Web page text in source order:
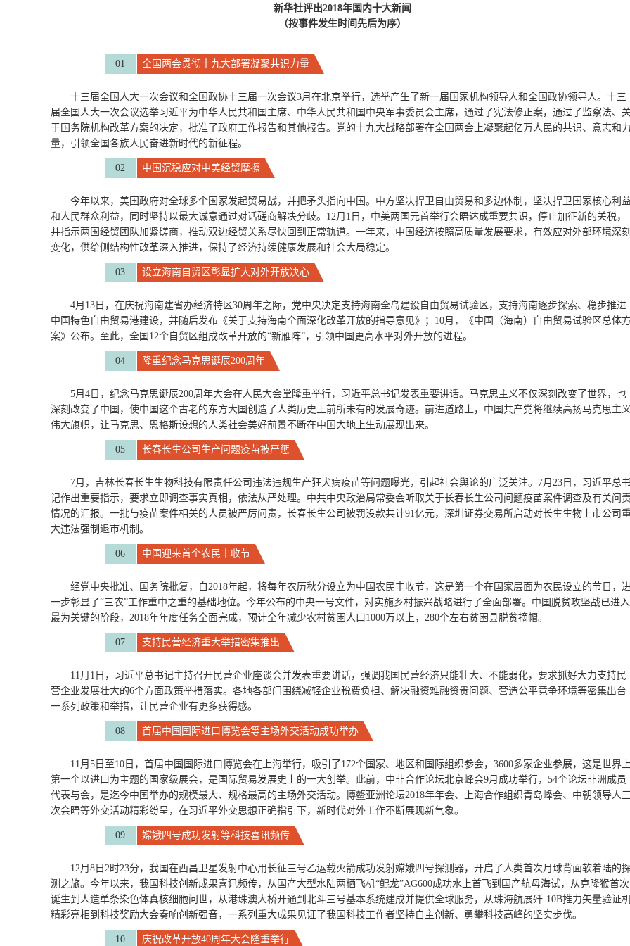
新华社评出2018年国内十大新闻
（按事件发生时间先后为序）
01 全国两会贯彻十九大部署凝聚共识力量
十三届全国人大一次会议和全国政协十三届一次会议3月在北京举行，选举产生了新一届国家机构领导人和全国政协领导人。十三
届全国人大一次会议选举习近平为中华人民共和国主席、中华人民共和国中央军事委员会主席，通过了宪法修正案，通过了监察法、关
于国务院机构改革方案的决定，批准了政府工作报告和其他报告。党的十九大战略部署在全国两会上凝聚起亿万人民的共识、意志和力
量，引领全国各族人民奋进新时代的新征程。
02 中国沉稳应对中美经贸摩擦
今年以来，美国政府对全球多个国家发起贸易战，并把矛头指向中国。中方坚决捍卫自由贸易和多边体制，坚决捍卫国家核心利益
和人民群众利益，同时坚持以最大诚意通过对话磋商解决分歧。12月1日，中美两国元首举行会晤达成重要共识，停止加征新的关税，
并指示两国经贸团队加紧磋商，推动双边经贸关系尽快回到正常轨道。一年来，中国经济按照高质量发展要求，有效应对外部环境深刻
变化，供给侧结构性改革深入推进，保持了经济持续健康发展和社会大局稳定。
03 设立海南自贸区彰显扩大对外开放决心
4月13日，在庆祝海南建省办经济特区30周年之际，党中央决定支持海南全岛建设自由贸易试验区，支持海南逐步探索、稳步推进
中国特色自由贸易港建设，并随后发布《关于支持海南全面深化改革开放的指导意见》；10月，《中国（海南）自由贸易试验区总体方
案》公布。至此，全国12个自贸区组成改革开放的“新雁阵”，引领中国更高水平对外开放的进程。
04 隆重纪念马克思诞辰200周年
5月4日，纪念马克思诞辰200周年大会在人民大会堂隆重举行，习近平总书记发表重要讲话。马克思主义不仅深刻改变了世界，也
深刻改变了中国，使中国这个古老的东方大国创造了人类历史上前所未有的发展奇迹。前进道路上，中国共产党将继续高扬马克思主义
伟大旗帜，让马克思、恩格斯设想的人类社会美好前景不断在中国大地上生动展现出来。
05 长春长生公司生产问题疫苗被严惩
7月，吉林长春长生生物科技有限责任公司违法违规生产狂犬病疫苗等问题曝光，引起社会舆论的广泛关注。7月23日，习近平总
记作出重要指示，要求立即调查事实真相，依法从严处理。中共中央政治局常委会听取关于长春长生公司问题疫苗案件调查及有关问
情况的汇报。一批与疫苗案件相关的人员被严厉问责，长春长生公司被罚没款共计91亿元，深圳证券交易所启动对长生生物上市公司
大违法强制退市机制。
06 中国迎来首个农民丰收节
经党中央批准、国务院批复，自2018年起，将每年农历秋分设立为中国农民丰收节，这是第一个在国家层面为农民设立的节日，
一步彰显了“三农”工作重中之重的基础地位。今年公布的中央一号文件，对实施乡村振兴战略进行了全面部署。中国脱贫攻坚战已进入
最为关键的阶段，2018年年度任务全面完成，预计全年减少农村贫困人口1000万以上，280个左右贫困县脱贫摘帽。
07 支持民营经济重大举措密集推出
11月1日，习近平总书记主持召开民营企业座谈会并发表重要讲话，强调我国民营经济只能壮大、不能弱化，要求抓好大力支持民
营企业发展壮大的6个方面政策举措落实。各地各部门围绕减轻企业税费负担、解决融资难融资贵问题、营造公平竞争环境等密集出台
一系列政策和举措，让民营企业有更多获得感。
08 首届中国国际进口博览会等主场外交活动成功举办
11月5日至10日，首届中国国际进口博览会在上海举行，吸引了172个国家、地区和国际组织参会，3600多家企业参展，这是世界上
第一个以进口为主题的国家级展会，是国际贸易发展史上的一大创举。此前，中非合作论坛北京峰会9月成功举行，54个论坛非洲成员
代表与会，是迄今中国举办的规模最大、规格最高的主场外交活动。博鳌亚洲论坛2018年年会、上海合作组织青岛峰会、中朝领导人三
次会晤等外交活动精彩纷呈，在习近平外交思想正确指引下，新时代对外工作不断展现新气象。
09 嫦娥四号成功发射等科技喜讯频传
12月8日2时23分，我国在西昌卫星发射中心用长征三号乙运载火箭成功发射嫦娥四号探测器，开启了人类首次月球背面软着陆的
测之旅。今年以来，我国科技创新成果喜讯频传，从国产大型水陆两栖飞机“鲲龙”AG600成功水上首飞到国产航母海试，从克隆猴首次
诞生到人造单条染色体真核细胞问世，从港珠澳大桥开通到北斗三号基本系统建成并提供全球服务，从珠海航展歼-10B推力矢量验证
精彩亮相到科技奖励大会奏响创新强音，一系列重大成果见证了我国科技工作者坚持自主创新、勇攀科技高峰的坚实步伐。
10 庆祝改革开放40周年大会隆重举行